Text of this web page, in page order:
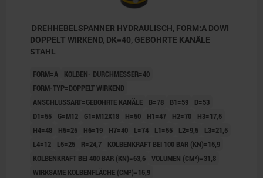
DREHHEBELSPANNER HYDRAULISCH, FORM:A DOWI
DOPPELT WIRKEND, DK=40, GEBOHRTE KANÄLE
STAHL
FORM=A
KOLBEN- DURCHMESSER=40
FORM-TYP=DOPPELT WIRKEND
ANSCHLUSSART=GEBOHRTE KANÄLE
B=78 B1=59
D=53
D1=55
G=M12 G1=M12X18 H=50 H1=47 H2=70
H3=17,5
H4=48
H5=25 H6=19 H7=40 L=74 L1=55 L2=9,5
L3=21,5
L4=12
L5=25 R=24,7
KOLBENKRAFT BEI 100 BAR (KN)=15,9
KOLBENKRAFT BEI 400 BAR (KN)=63,6 VOLUMEN (CM³)=31,8
WIRKSAME KOLBENFLÄCHE (CM²)=15,9